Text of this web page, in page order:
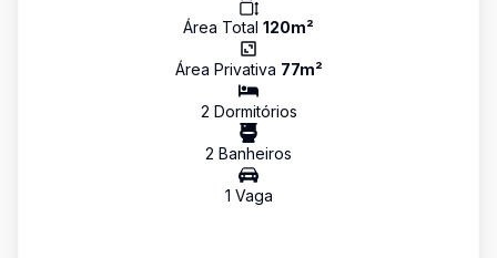
Área Total 120m²
Área Privativa 77m²
2 Dormitórios
2 Banheiros
1 Vaga